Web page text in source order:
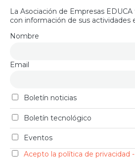
La Asociación de Empresas
con información de sus actividades
Nombre
Email
Boletín noticias
Boletín tecnológico
Eventos
Acepto la política de privacidad